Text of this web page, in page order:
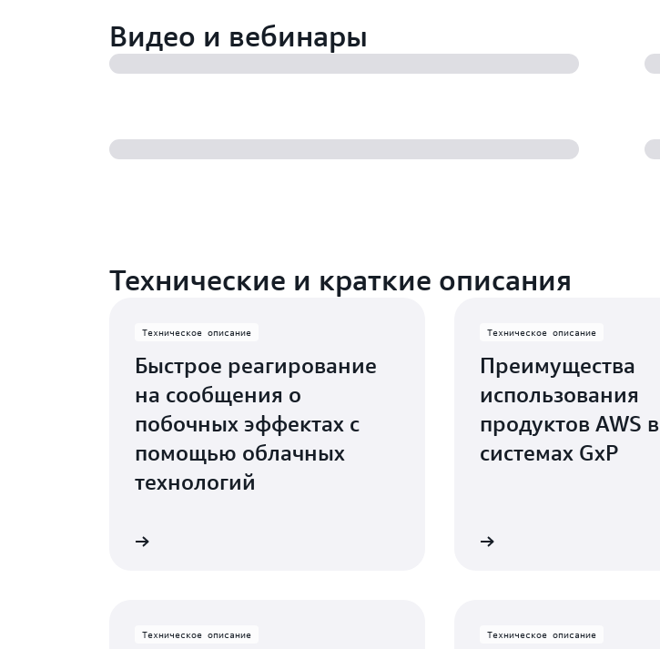
Видео и вебинары
Технические и краткие описания
Техническое описание
Быстрое реагирование
на сообщения о
побочных эффектах с
помощью облачных
технологий
Техническое описание
Преимущества
использования
продуктов AWS в
системах GxP
Техническое описание Техническое описание